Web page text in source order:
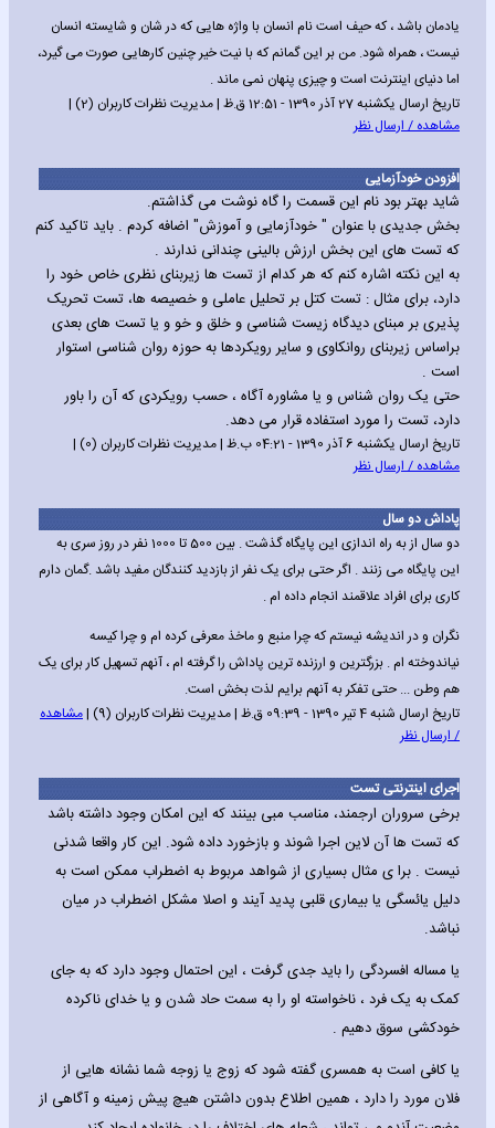
یادمان باشد ، که حیف است نام انسان با واژه هایی که در شان و شایسته انسان
نیست ، همراه شود. من بر این گمانم که با نیت خیر چنین کارهایی صورت می گیرد،
اما دنیای اینترنت است و چیزی پنهان نمی ماند .
تاریخ ارسال یکشنبه 27 آذر 1390 - 12:51 ق.ظ | مدیریت نظرات کاربران (2) |
مشاهده / ارسال نظر
افزودن خودآزمایی
شاید بهتر بود نام این قسمت را گاه نوشت می گذاشتم.
بخش جدیدی با عنوان " خودآزمایی و آموزش" اضافه کردم . باید تاکید کنم
که تست های این بخش ارزش بالینی چندانی ندارند .
به این نکته اشاره کنم که هر کدام از تست ها زیربنای نظری خاص خود را
دارد، برای مثال : تست کتل بر تحلیل عاملی و خصیصه ها، تست تحریک
پذیری بر مبنای دیدگاه زیست شناسی و خلق و خو و یا تست های بعدی
براساس زیربنای روانکاوی و سایر رویکردها به حوزه روان شناسی استوار
است .
حتی یک روان شناس و یا مشاوره آگاه ، حسب رویکردی که آن را باور
دارد، تست را مورد استفاده قرار می دهد.
تاریخ ارسال یکشنبه 6 آذر 1390 - 04:21 ب.ظ | مدیریت نظرات کاربران (0) |
مشاهده / ارسال نظر
پاداش دو سال
دو سال از به راه اندازی این پایگاه گذشت . بین 500 تا 1000 نفر در روز سری به
این پایگاه می زنند . اگر حتی برای یک نفر از بازدید کنندگان مفید باشد .گمان دارم
کاری برای افراد علاقمند انجام داده ام .
نگران و در اندیشه نیستم که چرا منبع و ماخذ معرفی کرده ام و چرا کیسه
نیاندوخته ام . بزرگترین و ارزنده ترین پاداش را گرفته ام ، آنهم تسهیل کار برای یک
هم وطن ... حتی تفکر به آنهم برایم لذت بخش است.
تاریخ ارسال شنبه 4 تیر 1390 - 09:39 ق.ظ | مدیریت نظرات کاربران (9) |
مشاهده
/ ارسال نظر
اجرای اینترنتی تست
برخی سروران ارجمند، مناسب مبی بینند که این امکان وجود داشته باشد
که تست ها آن لاین اجرا شوند و بازخورد داده شود. این کار واقعا شدنی
نیست . برا ی مثال بسیاری از شواهد مربوط به اضطراب ممکن است به
دلیل یائسگی یا بیماری قلبی پدید آیند و اصلا مشکل اضطراب در میان
نباشد.
یا مساله افسردگی را باید جدی گرفت ، این احتمال وجود دارد که به جای
کمک به یک فرد ، ناخواسته او را به سمت حاد شدن و یا خدای ناکرده
خودکشی سوق دهیم .
یا کافی است به همسری گفته شود که زوج یا زوجه شما نشانه هایی از
فلان مورد را دارد ، همین اطلاع بدون داشتن هیچ پیش زمینه و آگاهی از